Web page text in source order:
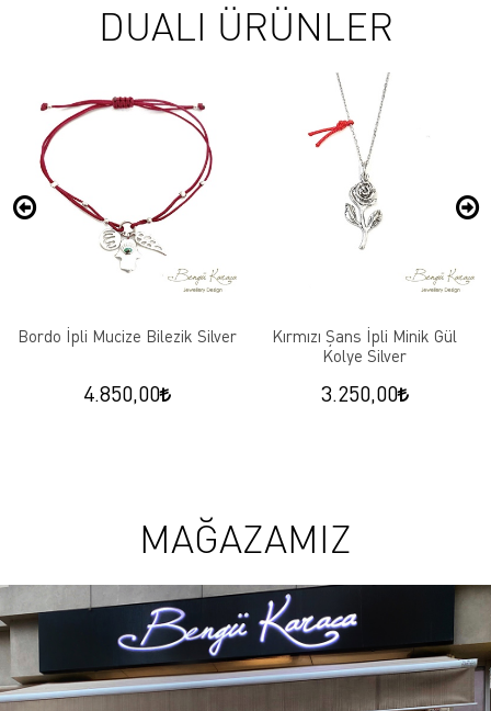
DUALI ÜRÜNLER
Bordo İpli Mucize Bilezik Silver
4.850,00
Kırmızı Şans İpli Minik Gül
Kolye Silver
3.250,00
MAĞAZAMIZ